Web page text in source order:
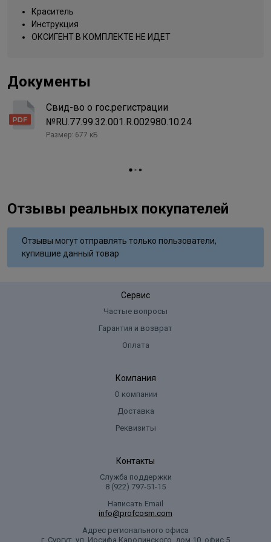
эдта, гидролизованный эластин, дезамидированный коллаген,
парфюмированная вода
Упаковка товара
Название цвета
коричнево-фиолетовый
Краситель
Инструкция
ОКСИГЕНТ В КОМПЛЕКТЕ НЕ ИДЕТ
Документы
Свид-во о гос.регистрации
№RU.77.99.32.001.R.002980.10.24
Размер: 677 кБ
Отзывы реальных покупателей
Отзывы могут отправлять только пользователи,
купившие данный товар
Сервис
Частые вопросы
Гарантия и возврат
Оплата
Компания
О компании
Доставка
Реквизиты
Контакты
Служба поддержки
8 (922) 797‑51-15
Написать Email
info@profcosm.com
Адрес регионального офиса
г. Сургут, ул. Иосифа Каролинского, дом 10, офис 5